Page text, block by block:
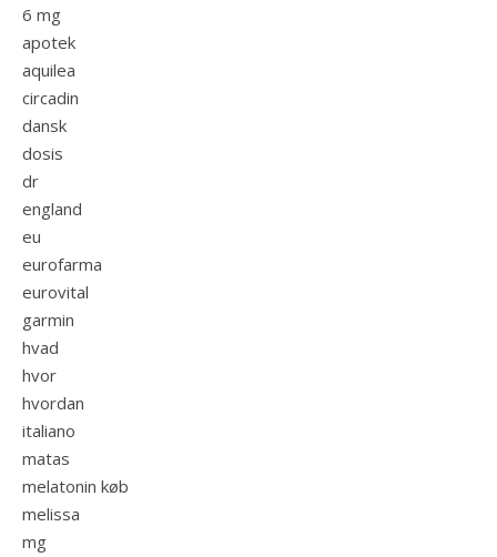
6 mg
apotek
aquilea
circadin
dansk
dosis
dr
england
eu
eurofarma
eurovital
garmin
hvad
hvor
hvordan
italiano
matas
melatonin køb
melissa
mg